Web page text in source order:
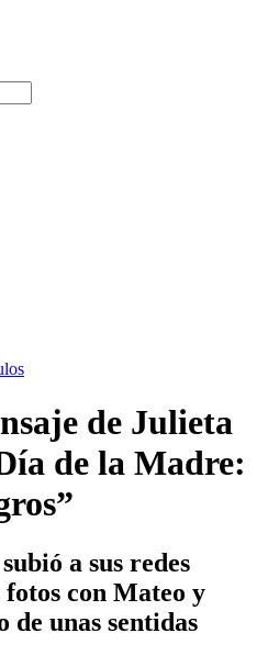
de Julieta
de la Madre:
a sus redes
fotos con Mateo y
de unas sentidas